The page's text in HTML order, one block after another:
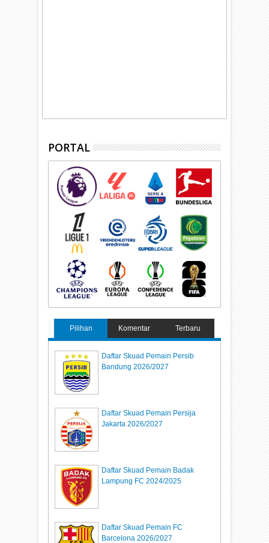
PORTAL
Pilihan Komentar Terbaru
Daftar Skuad Pemain Persib
Bandung 2026/2027
Daftar Skuad Pemain Persija
Jakarta 2026/2027
Daftar Skuad Pemain Badak
Lampung FC 2024/2025
Daftar Skuad Pemain FC
Barcelona 2026/2027